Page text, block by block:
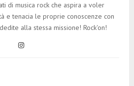
di musica rock che aspira a voler
e tenacia le proprie conoscenze con
alla stessa missione! Rock'on!